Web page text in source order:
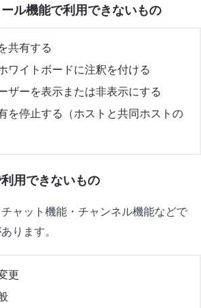
ル機能で利用できないもの
共有する
ワイトボードに注釈を付ける
ザーを表示または非表示にする
を停止する（ホストと共同ホストの
用できないもの
ャット機能・チャンネル機能などで
ります。
更